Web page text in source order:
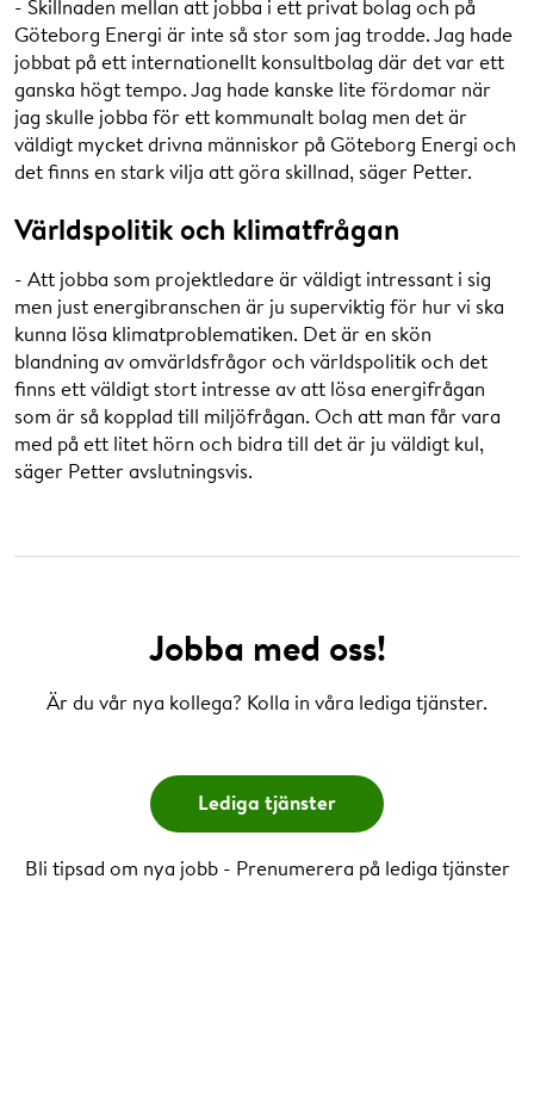
- Skillnaden mellan att jobba i ett privat bolag och på
Göteborg Energi är inte så stor som jag trodde. Jag hade
jobbat på ett internationellt konsultbolag där det var ett
ganska högt tempo. Jag hade kanske lite fördomar när
jag skulle jobba för ett kommunalt bolag men det är
väldigt mycket drivna människor på Göteborg Energi och
det finns en stark vilja att göra skillnad, säger Petter.
Världspolitik och klimatfrågan
- Att jobba som projektledare är väldigt intressant i sig
men just energibranschen är ju superviktig för hur vi ska
kunna lösa klimatproblematiken. Det är en skön
blandning av omvärldsfrågor och världspolitik och det
finns ett väldigt stort intresse av att lösa energifrågan
som är så kopplad till miljöfrågan. Och att man får vara
med på ett litet hörn och bidra till det är ju väldigt kul,
säger Petter avslutningsvis.
Jobba med oss!
Är du vår nya kollega? Kolla in våra lediga tjänster.
Lediga tjänster
Bli tipsad om nya jobb - Prenumerera på lediga tjänster